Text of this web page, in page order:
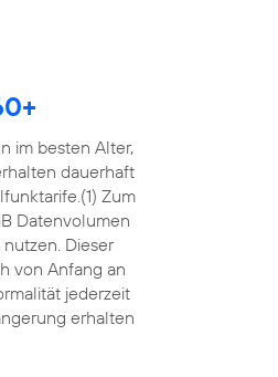
im besten Alter,
dauerhaft
Zum
Datenvolumen
Dieser
von Anfang an
jederzeit
erhalten